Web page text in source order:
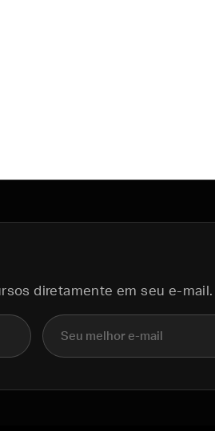
diretamente em seu e-mail.
E-mail